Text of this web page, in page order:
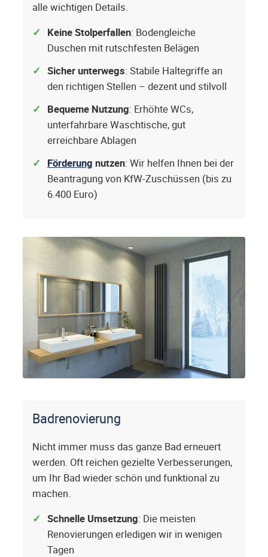
alle wichtigen Details.
Keine Stolperfallen: Bodengleiche
Duschen mit rutschfesten Belägen
Sicher unterwegs: Stabile Haltegriffe an
den richtigen Stellen – dezent und stilvoll
Bequeme Nutzung: Erhöhte WCs,
unterfahrbare Waschtische, gut
erreichbare Ablagen
Förderung nutzen: Wir helfen Ihnen bei der
Beantragung von KfW-Zuschüssen (bis zu
6.400 Euro)
Badrenovierung
Nicht immer muss das ganze Bad erneuert
werden. Oft reichen gezielte Verbesserungen,
um Ihr Bad wieder schön und funktional zu
machen.
Schnelle Umsetzung: Die meisten
Renovierungen erledigen wir in wenigen
Tagen